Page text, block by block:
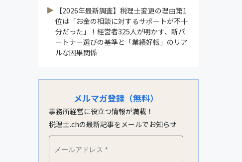
【2026年最新調査】税理士変更の理由第1
位は「お金の相談に対するサポートが不十
分だった」！経営者325人が明かす、新パ
ートナー選びの基準と「業績好転」のリア
ルな因果関係
メルマガ登録（無料）
事務所経営に役立つ情報が満載！
税理士.chの最新記事をメールでお知らせ